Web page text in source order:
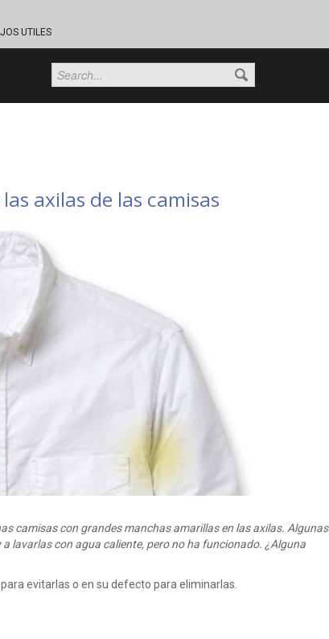
UTILES
axilas de las camisas
camisas con grandes manchas amarillas en las axilas. Algunas
lavarlas con agua caliente, pero no ha funcionado. ¿Alguna
evitarlas o en su defecto para eliminarlas.